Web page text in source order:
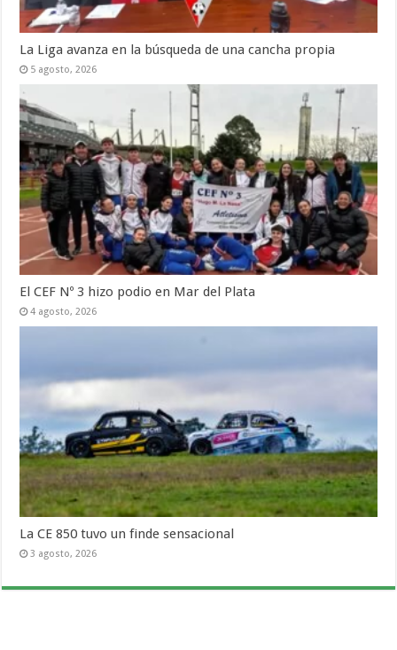
La Liga avanza en la búsqueda de una cancha propia
5 agosto, 2026
El CEF Nº 3 hizo podio en Mar del Plata
4 agosto, 2026
La CE 850 tuvo un finde sensacional
3 agosto, 2026